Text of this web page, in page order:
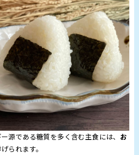
源である糖質を多く含む主食には、 お
られます。